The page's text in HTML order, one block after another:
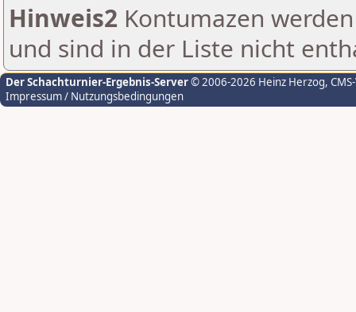
Hinweis2 Kontumazen
und sind in der Liste nicht
Der Schachturnier-Ergebnis-Server© 2006-2026 Heinz Herzog,
Impressum / Nutzungsbedingungen